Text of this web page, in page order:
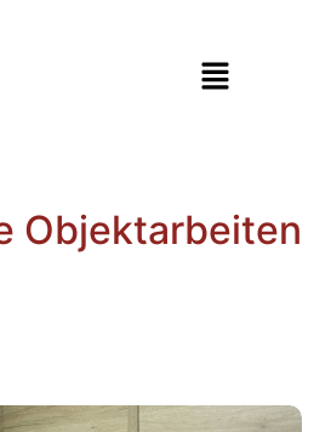
Objektarbeiten